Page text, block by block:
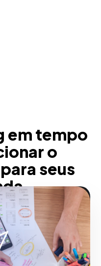
em tempo
o
seus
Rio de
pedestres